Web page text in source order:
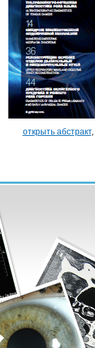
открыть абстракт,